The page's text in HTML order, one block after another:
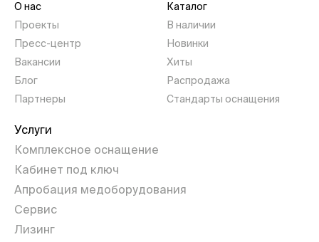
О нас
Проекты
Пресс-центр
Вакансии
Блог
Партнеры
Каталог
В наличии
Новинки
Хиты
Распродажа
Стандарты оснащения
Услуги
Комплексное оснащение
Кабинет под ключ
Апробация медоборудования
Сервис
Лизинг